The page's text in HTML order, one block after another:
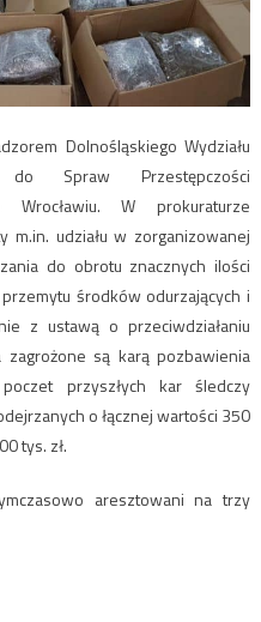
Dolnośląskiego Wydziału
do Spraw Przestępczości
W prokuraturze
m.in. udziału w zorganizowanej
do obrotu znacznych ilości
środków odurzających i
z ustawą o przeciwdziałaniu
są karą pozbawienia
przyszłych kar śledczy
o łącznej wartości 350
tys. zł.
aresztowani na trzy